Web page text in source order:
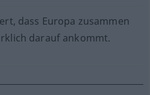
dass Europa zusammen
darauf ankommt.